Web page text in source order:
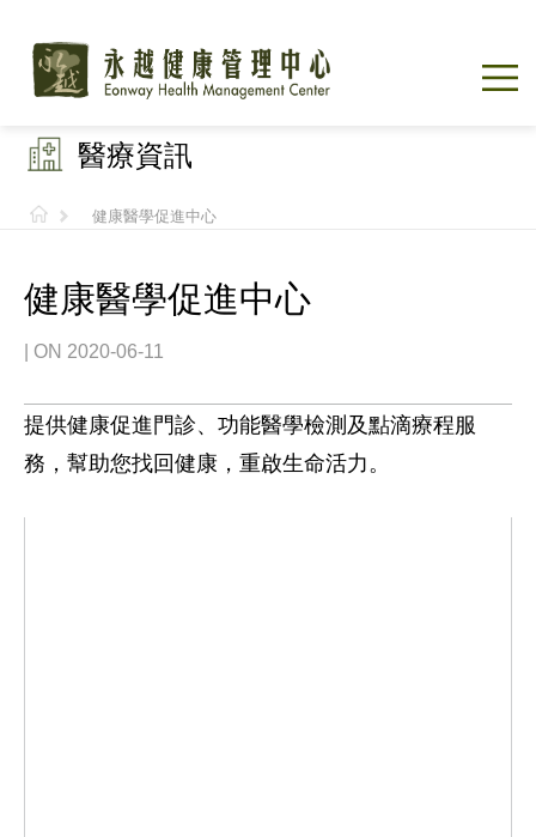
醫療資訊
健康醫學促進中心
健康醫學促進中心
| ON 2020-06-11
提供健康促進門診、功能醫學檢測及點滴療程服
務，幫助您找回健康，重啟生命活力。